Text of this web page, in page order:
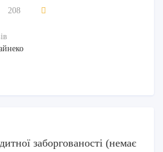
208
заборгованості (немає